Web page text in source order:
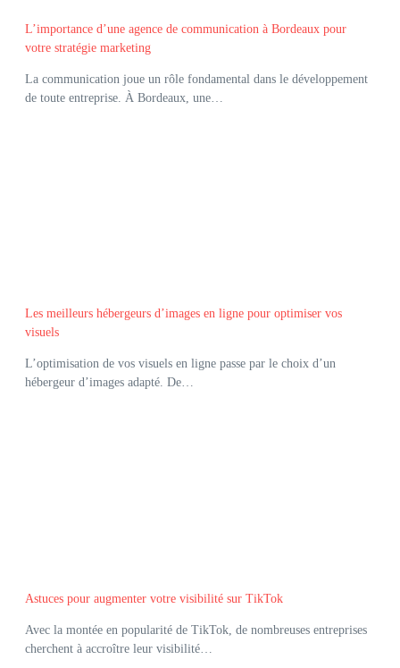
L’importance d’une agence de communication à Bordeaux pour
votre stratégie marketing
La communication joue un rôle fondamental dans le développement
de toute entreprise. À Bordeaux, une…
Les meilleurs hébergeurs d’images en ligne pour optimiser vos
visuels
L’optimisation de vos visuels en ligne passe par le choix d’un
hébergeur d’images adapté. De…
Astuces pour augmenter votre visibilité sur TikTok
Avec la montée en popularité de TikTok, de nombreuses entreprises
cherchent à accroître leur visibilité…